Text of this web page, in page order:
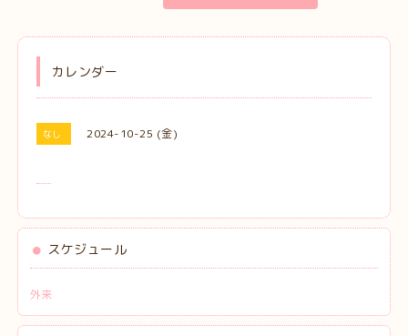
カレンダー
なし 2024-10-25 (金)
スケジュール
外来